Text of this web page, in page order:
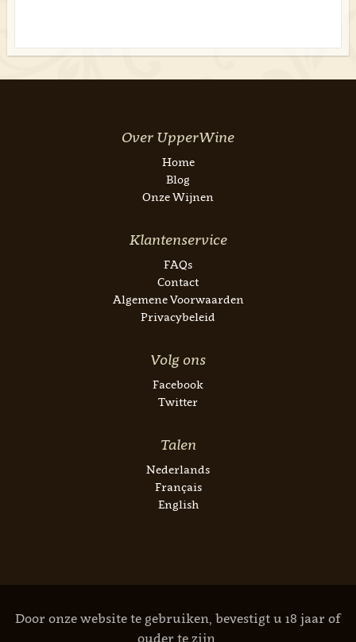
Over UpperWine
Home
Blog
Onze Wijnen
Klantenservice
FAQs
Contact
Algemene Voorwaarden
Privacybeleid
Volg ons
Facebook
Twitter
Talen
Nederlands
Français
English
Door onze website te gebruiken, bevestigt u 18 jaar of
ouder te zijn.